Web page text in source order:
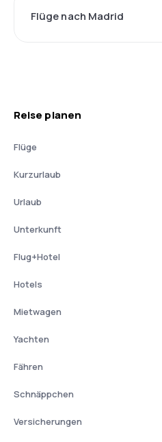
Flüge nach Madrid
Reise planen
Flüge
Kurzurlaub
Urlaub
Unterkunft
Flug+Hotel
Hotels
Mietwagen
Yachten
Fähren
Schnäppchen
Versicherungen